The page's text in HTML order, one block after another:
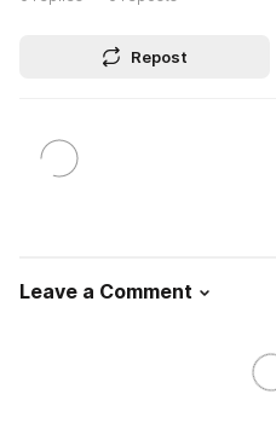
Repost
Leave a Comment